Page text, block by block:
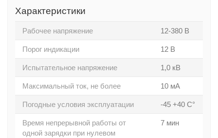
Характеристики
Рабочее напряжение 12-380 В
Порог индикации 12 В
Испытательное напряжение 1,0 кВ
Максимальный ток, не более 10 мА
Погодные условия эксплуатации -45 +40 С°
Время непрерывной работы от
одной зарядки при нулевом
7 мин